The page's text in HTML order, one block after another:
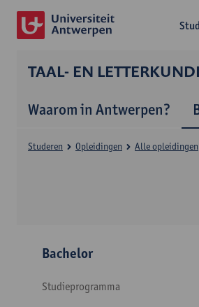
TAAL- EN
Waarom in Antwerpen?
Studeren Opleidingen Alle opleidingen
Bachelor
Studieprogramma